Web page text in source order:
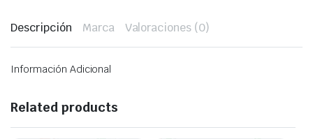
Descripción Marca Valoraciones (0)
Información Adicional
Related products